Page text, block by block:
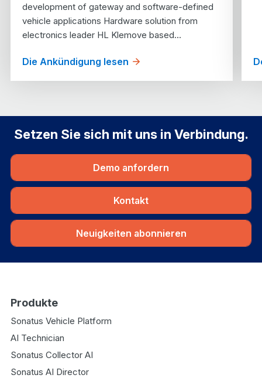
development of gateway and software-defined
vehicle applications Hardware solution from
electronics leader HL Klemove based…
Die Ankündigung lesen
Setzen Sie sich mit uns in Verbindung.
Demo anfordern
Kontakt
Neuigkeiten abonnieren
Produkte
Sonatus Vehicle Platform
AI Technician
Sonatus Collector AI
Sonatus AI Director